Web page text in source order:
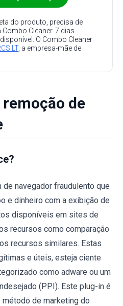
do produto, precisa de
Cleaner. 7 dias
O Combo Cleaner
LT, a empresa-mãe de
de
navegador fraudulento que
e dinheiro com a exibição de
disponíveis em sites de
recursos como comparação
recursos similares. Estas
e úteis, esteja ciente
como adware ou um
(PPI). Este plug-in é
de marketing do